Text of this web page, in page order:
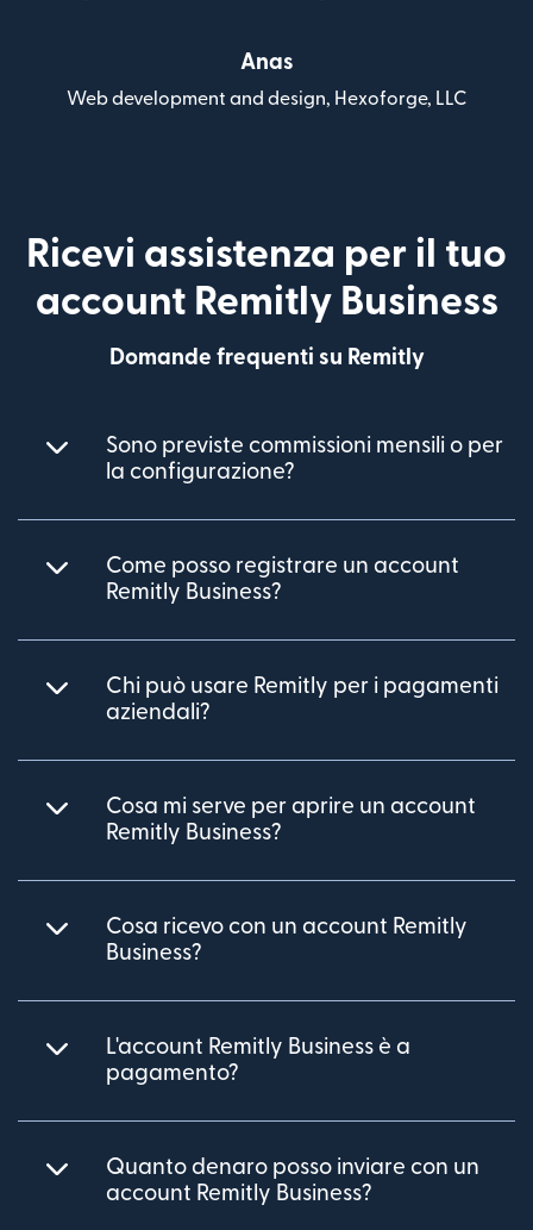
Anas
Web development and design, Hexoforge, LLC
Ricevi assistenza per il tuo
account Remitly Business
Domande frequenti su Remitly
Sono previste commissioni mensili o per
la configurazione?
Come posso registrare un account
Remitly Business?
Chi può usare Remitly per i pagamenti
aziendali?
Cosa mi serve per aprire un account
Remitly Business?
Cosa ricevo con un account Remitly
Business?
L'account Remitly Business è a
pagamento?
Quanto denaro posso inviare con un
account Remitly Business?